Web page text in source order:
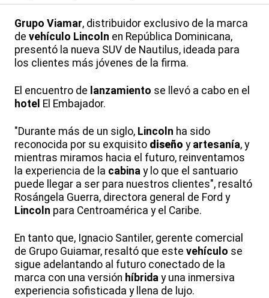
Grupo Viamar, distribuidor exclusivo de la marca
de vehículo Lincoln en República Dominicana,
presentó la nueva SUV de Nautilus, ideada para
los clientes más jóvenes de la firma.
El encuentro de lanzamiento se llevó a cabo en el
hotel El Embajador.
"Durante más de un siglo, Lincoln ha sido
reconocida por su exquisito diseño y artesanía, y
mientras miramos hacia el futuro, reinventamos
la experiencia de la cabina y lo que el santuario
puede llegar a ser para nuestros clientes", resaltó
Rosángela Guerra, directora general de Ford y
Lincoln para Centroamérica y el Caribe.
En tanto que, Ignacio Santiler, gerente comercial
de Grupo Guiamar, resaltó que este vehículo se
sigue adelantando al futuro conectado de la
marca con una versión híbrida y una inmersiva
experiencia sofisticada y llena de lujo.